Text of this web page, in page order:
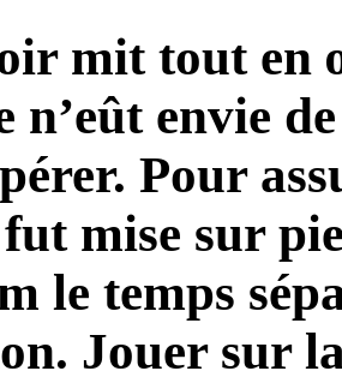
mit tout en
n’eût envie
Pour
mise sur
le temps
Jouer sur